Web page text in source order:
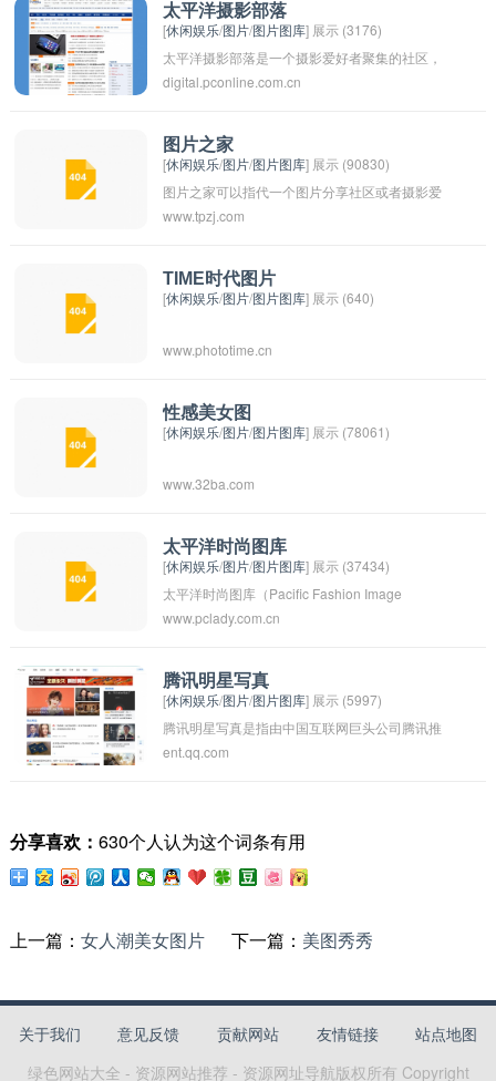
太平洋摄影部落
[休闲娱乐/图片/图片图库] 展示 (3176)
太平洋摄影部落是一个摄影爱好者聚集的社区，
通过分享摄影作品、交流摄影技巧和经验，共同
者可以互相启发，共同进步，发现更多摄影的乐
趣和魅力。希望更多的摄影爱好者能够加入我
们，一起展示美丽的世界，记录生活的点滴。
digital.pconline.com.cn
图片之家
[休闲娱乐/图片/图片图库] 展示 (90830)
图片之家可以指代一个图片分享社区或者摄影爱
好者聚集的网站平台。在这里，用户可以分享自
和技巧。这样的平台也提供了一个让摄影爱好者
们相互学习、创作和交流的空间。
www.tpzj.com
TIME时代图片
[休闲娱乐/图片/图片图库] 展示 (640)
www.phototime.cn
性感美女图
[休闲娱乐/图片/图片图库] 展示 (78061)
www.32ba.com
太平洋时尚图库
[休闲娱乐/图片/图片图库] 展示 (37434)
太平洋时尚图库（Pacific Fashion Image
Database）是一个专门收集和展示太平洋地区时
洋岛国和地区的时尚设计师、模特、时装表演和
时尚活动的照片，展现了太平洋地区独特的时尚
文化和风格。用户可以在这个图库中浏览各种时
尚图片，获取灵感和了解当地时尚发展的最新动
www.pclady.com.cn
腾讯明星写真
[休闲娱乐/图片/图片图库] 展示 (5997)
腾讯明星写真是指由中国互联网巨头公司腾讯推
出的明星写真集，包括了各个知名明星的专属写
粉丝们提供他们喜爱的明星写真。这些写真通常
不仅展示了明星的帅气与美丽，还能让粉丝更深
ent.qq.com
分享喜欢： 630个人认为这个词条有用
上一篇： 女人潮美女图片 下一篇： 美图秀秀
关于我们 意见反馈 贡献网站 友情链接
站点地图
绿色网站大全 - 资源网站推荐 - 资源网址导航版权所有 Copyright